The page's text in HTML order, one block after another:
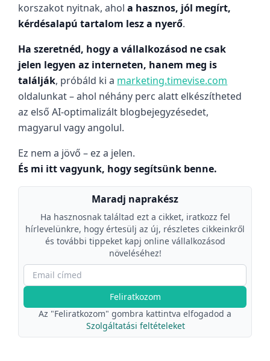
korszakot nyitnak, ahola hasznos, jól megírt,
kérdésalapú tartalom lesz a nyerő.
Ha szeretnéd, hogy a vállalkozásod ne csak
jelen legyen az interneten, hanem meg is
találják, próbáld ki a marketing.timevise.com
oldalunkat – ahol néhány perc alatt elkészítheted
az első AI-optimalizált blogbejegyzésedet,
magyarul vagy angolul.
Ez nem a jövő – ez a jelen.
És mi itt vagyunk, hogy segítsünk benne.
Maradj naprakész
Ha hasznosnak találtad ezt a cikket, iratkozz fel
hírlevelünkre, hogy értesülj az új, részletes cikkeinkről
és további tippeket kapj online vállalkozásod
növeléséhez!
Feliratkozom
Az "Feliratkozom" gombra kattintva elfogadod a
Szolgáltatási feltételeket